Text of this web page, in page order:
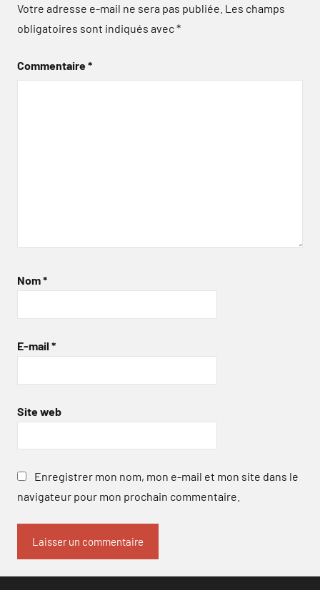
Votre adresse e-mail ne sera pas publiée. Les champs
obligatoires sont indiqués avec*
Commentaire*
Nom*
E-mail *
Site web
Enregistrer mon nom, mon e-mail et mon site dans le
navigateur pour mon prochain commentaire.